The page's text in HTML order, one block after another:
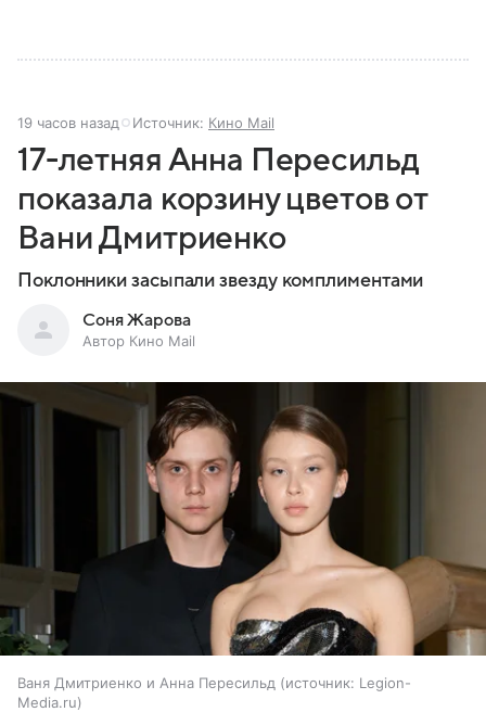
19 часов назад Источник: Кино Mail
17-летняя Анна Пересильд
показала корзину цветов от
Вани Дмитриенко
Поклонники засыпали звезду комплиментами
Соня Жарова
Автор Кино Mail
Ваня Дмитриенко и Анна Пересильд источник: Legion-
Media.ru